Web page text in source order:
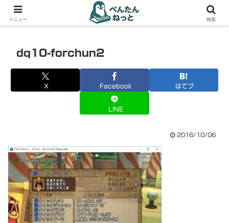
PCやガジェットの備忘録
dq10-forchun2
X Facebook はてブ
LINE
2016/10/06
メニュー 検索